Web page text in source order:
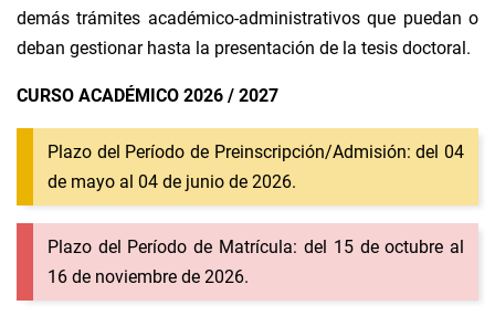
demás trámites académico-administrativos que puedan o
deban gestionar hasta la presentación de la tesis doctoral.
CURSO ACADÉMICO 2026 / 2027
Plazo del Período de Preinscripción/Admisión: del 04
de mayo al 04 de junio de 2026.
Plazo del Período de Matrícula: del 15 de octubre al
16 de noviembre de 2026.